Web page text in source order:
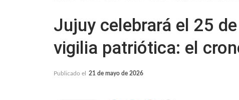
Jujuy celebrará el 25
vigilia patriótica: el
Publicado el 21 de mayo de 2026